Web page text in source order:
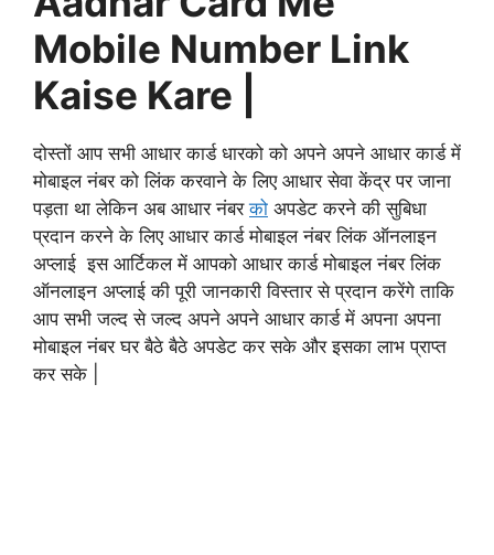
Mobile Number Link
Kaise Kare |
दोस्तों आप सभी आधार कार्ड धारको को अपने अपने आधार कार्ड में
मोबाइल नंबर को लिंक करवाने के लिए आधार सेवा केंद्र पर जाना
पड़ता था लेकिन अब आधार नंबरको अपडेट करने की सुबिधा
प्रदान करने के लिए आधार कार्ड मोबाइल नंबर लिंक ऑनलाइन
अप्लाई इस आर्टिकल में आपको आधार कार्ड मोबाइल नंबर लिंक
ऑनलाइन अप्लाई की पूरी जानकारी विस्तार से प्रदान करेंगे ताकि
आप सभी जल्द से जल्द अपने अपने आधार कार्ड में अपना अपना
मोबाइल नंबर घर बैठे बैठे अपडेट कर सके और इसका लाभ प्राप्त
कर सके |